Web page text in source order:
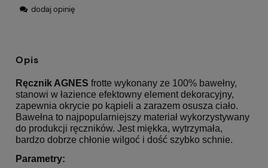
dodaj opinię
Opis
Ręcznik AGNES frotte wykonany ze 100% bawełny,
stanowi w łazience efektowny element dekoracyjny,
zapewnia okrycie po kąpieli a zarazem osusza ciało.
Bawełna to najpopularniejszy materiał wykorzystywany
do produkcji ręczników. Jest miękka, wytrzymała,
bardzo dobrze chłonie wilgoć i dość szybko schnie.
Parametry: